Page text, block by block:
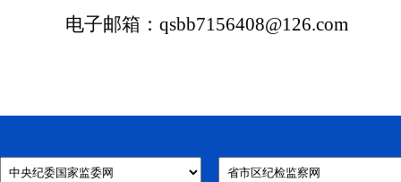
电子邮箱： qsbb7156408@126.com